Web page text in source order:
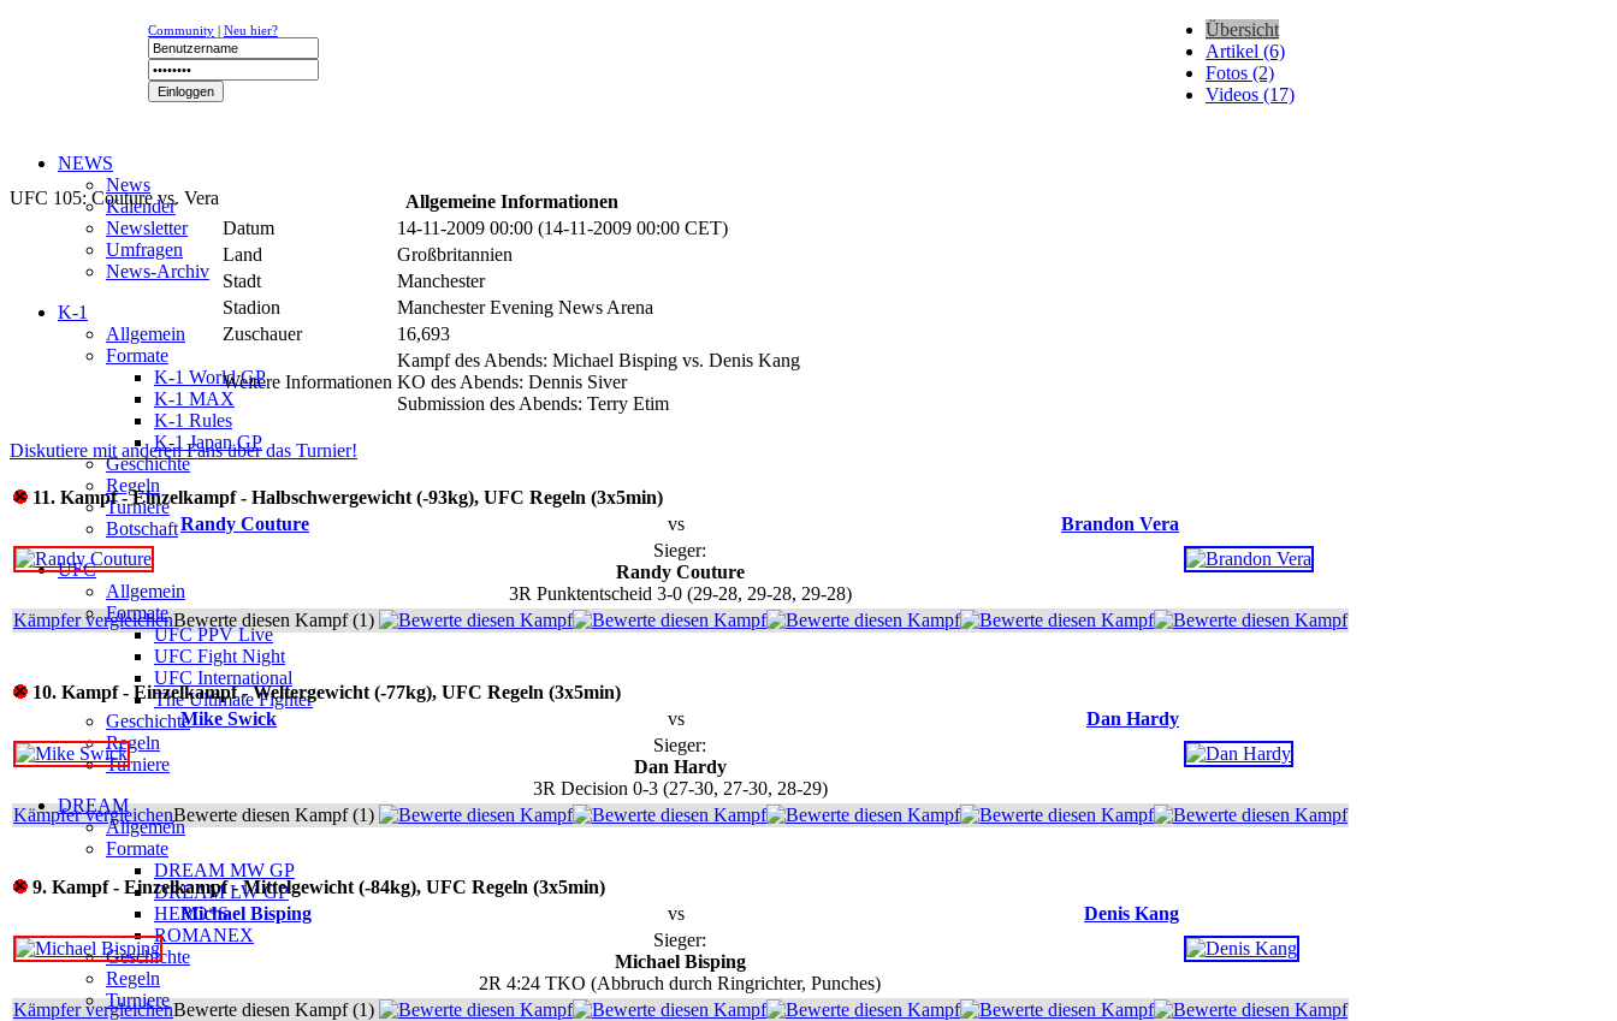
Community | Neu hier?
NEWS
News
Kalender
Newsletter
Umfragen
News-Archiv
K-1
Allgemein
Formate
K-1 World GP
K-1 MAX
K-1 Rules
K-1 Japan GP
Geschichte
Regeln
Turniere
Botschaft
UFC
Allgemein
Formate
UFC PPV Live
UFC Fight Night
UFC International
The Ultimate Fighter
Geschichte
Regeln
Turniere
DREAM
Allgemein
Formate
DREAM MW GP
DREAM LW GP
HERO*S
ROMANEX
Geschichte
Regeln
Turniere
Übersicht
Artikel (6)
Fotos (2)
Videos (17)
UFC 105: Couture vs. Vera
Allgemeine Informationen
Datum
14-11-2009 00:00 (14-11-2009 00:00 CET)
Land
Großbritannien
Stadt
Manchester
Stadion
Manchester Evening News Arena
Zuschauer
16,693
Weitere Informationen
Kampf des Abends: Michael Bisping vs. Denis Kang
KO des Abends: Dennis Siver
Submission des Abends: Terry Etim
Diskutiere mit anderen Fans über das Turnier!
11. Kampf - Einzelkampf - Halbschwergewicht (-93kg), UFC Regeln (3x5min)
Randy Couture
vs
Brandon Vera
Sieger:
Randy Couture
3R Punktentscheid 3-0 (29-28, 29-28, 29-28)
Kämpfer vergleichenBewerte diesen Kampf (1)
10. Kampf - Einzelkampf - Weltergewicht (-77kg), UFC Regeln (3x5min)
Mike Swick
vs
Dan Hardy
Sieger:
Dan Hardy
3R Decision 0-3 (27-30, 27-30, 28-29)
Kämpfer vergleichenBewerte diesen Kampf (1)
9. Kampf - Einzelkampf - Mittelgewicht (-84kg), UFC Regeln (3x5min)
Michael Bisping
vs
Denis Kang
Sieger:
Michael Bisping
2R 4:24 TKO (Abbruch durch Ringrichter, Punches)
Kämpfer vergleichenBewerte diesen Kampf (1)